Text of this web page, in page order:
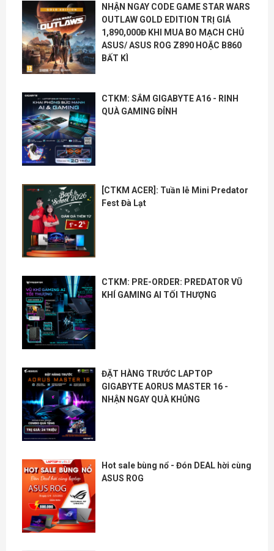
NHẬN NGAY CODE GAME STAR WARS
OUTLAW GOLD EDITION TRỊ GIÁ
1,890,000Đ KHI MUA BO MẠCH CHỦ
ASUS/ ASUS ROG Z890 HOẶC B860
BẤT KÌ
CTKM: SẮM GIGABYTE A16 - RINH
QUÀ GAMING ĐỈNH
[CTKM ACER]: Tuần lễ Mini Predator
Fest Đà Lạt
CTKM: PRE-ORDER: PREDATOR VŨ
KHÍ GAMING AI TỐI THƯỢNG
ĐẶT HÀNG TRƯỚC LAPTOP
GIGABYTE AORUS MASTER 16 -
NHẬN NGAY QUÀ KHỦNG
Hot sale bùng nổ - Đón DEAL hời cùng
ASUS ROG